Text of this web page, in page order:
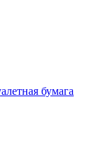
бумага